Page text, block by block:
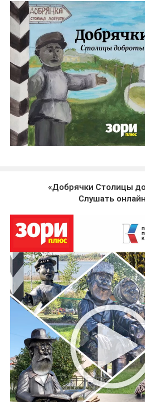
«Добрячки Столицы
Слушать онлайн